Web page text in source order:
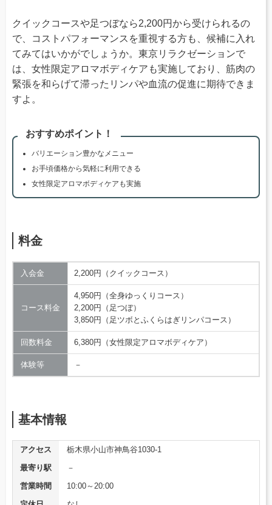
クイックコースや足つぼなら2,200円から受けられるの
で、コストパフォーマンスを重視する方も、候補に入れ
てみてはいかがでしょうか。東京リラクゼーションで
は、女性限定アロマボディケアも実施しており、筋肉の
緊張を和らげて滞ったリンパや血流の促進に期待できま
すよ。
おすすめポイント！
バリエーション豊かなメニュー
お手頃価格から気軽に利用できる
女性限定アロマボディケアも実施
料金
入会金 2,200円（クイックコース）
コース料金
4,950円（全身ゆっくりコース）
2,200円（足つぼ）
3,850円（足ツボとふくらはぎリンパコース）
回数料金 6,380円（女性限定アロマボディケア）
体験等 －
基本情報
アクセス
栃木県小山市神鳥谷1030-1
最寄り駅
－
営業時間
10:00～20:00